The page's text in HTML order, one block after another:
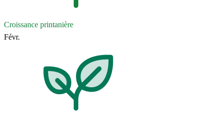
Croissance printanière
Févr.